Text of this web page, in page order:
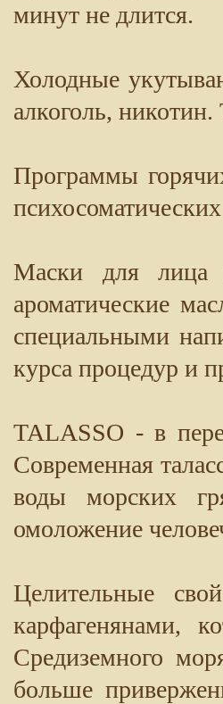
минут не длится.
Холодные
алкоголь,
Программы
Маски для лица
ароматические
специальными
курса процедур и
TALASSO - в
Современная
воды морских
омоложение
Целительные
карфагенянами,
Средиземного
больше